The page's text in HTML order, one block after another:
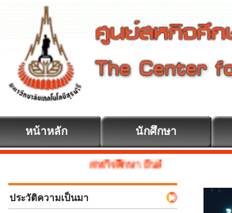
หน้าหลัก นักศึกษา
สหกิจศึกษา ยินดีต้อนรับ
ประวัติความเป็นมา